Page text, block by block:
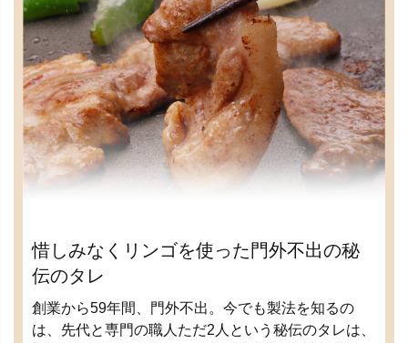
惜しみなくリンゴを使った門外不出の秘
伝のタレ
創業から59年間、門外不出。今でも製法を知るの
は、先代と専門の職人ただ2人という秘伝のタレは、